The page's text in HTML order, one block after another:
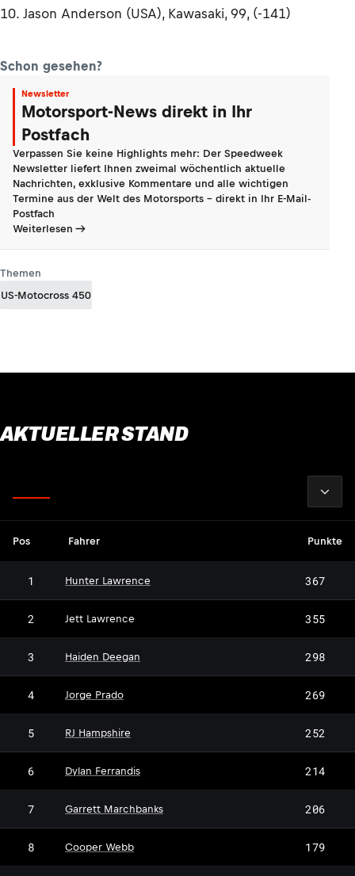
10. Jason Anderson (USA), Kawasaki, 99, (-141)
Schon gesehen?
Newsletter
Motorsport-News direkt in Ihr
Postfach
Verpassen Sie keine Highlights mehr: Der Speedweek
Newsletter liefert Ihnen zweimal wöchentlich aktuelle
Nachrichten, exklusive Kommentare und alle wichtigen
Termine aus der Welt des Motorsports - direkt in Ihr E-Mail-
Postfach
Weiterlesen
Themen
US-Motocross 450
AKTUELLER STAND
Pos Fahrer Punkte
1 Hunter Lawrence 367
2 JL
Jett Lawrence 355
3 Haiden Deegan 298
4 Jorge Prado 269
5 RJ Hampshire 252
6 Dylan Ferrandis 214
7 Garrett Marchbanks 206
8 Cooper Webb 179